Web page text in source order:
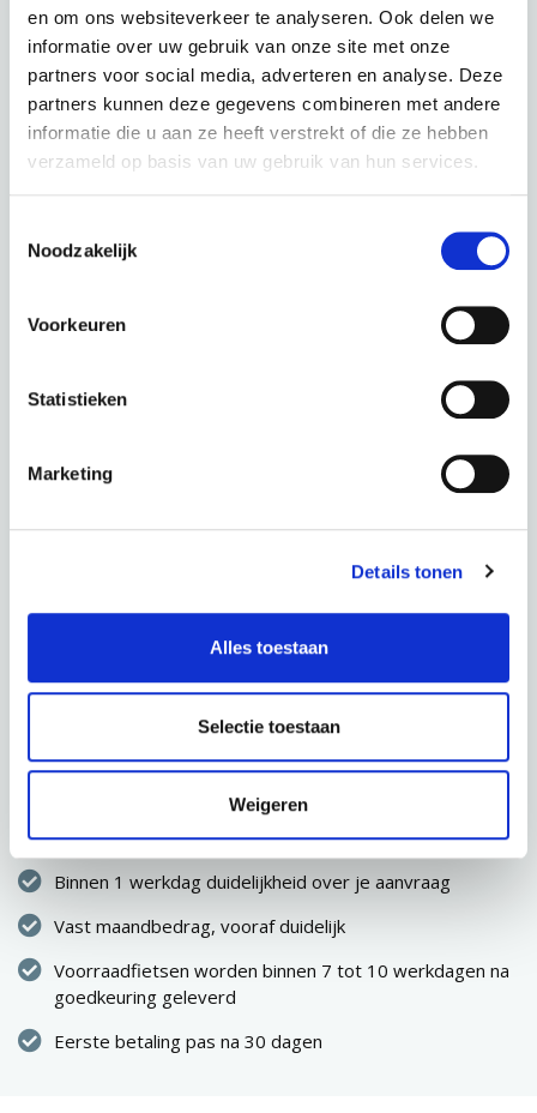
en om ons websiteverkeer te analyseren. Ook delen we
informatie over uw gebruik van onze site met onze
partners voor social media, adverteren en analyse. Deze
partners kunnen deze gegevens combineren met andere
informatie die u aan ze heeft verstrekt of die ze hebben
verzameld op basis van uw gebruik van hun services.
Noodzakelijk
Voorkeuren
Statistieken
Marketing
Details tonen
Alles toestaan
Selectie toestaan
Weigeren
€118,43 p.m.
Deze fiets in een andere kleur :
60 Maanden
€ 0,00
CONFIGURATIE OPSLAAN
VOLGENDE STAP
Direct eigenaar van de fiets
Geen eenmalige hoge uitgave
Binnen 1 werkdag duidelijkheid over je aanvraag
Vast maandbedrag, vooraf duidelijk
Voorraadfietsen worden binnen 7 tot 10 werkdagen na
goedkeuring geleverd
Eerste betaling pas na 30 dagen